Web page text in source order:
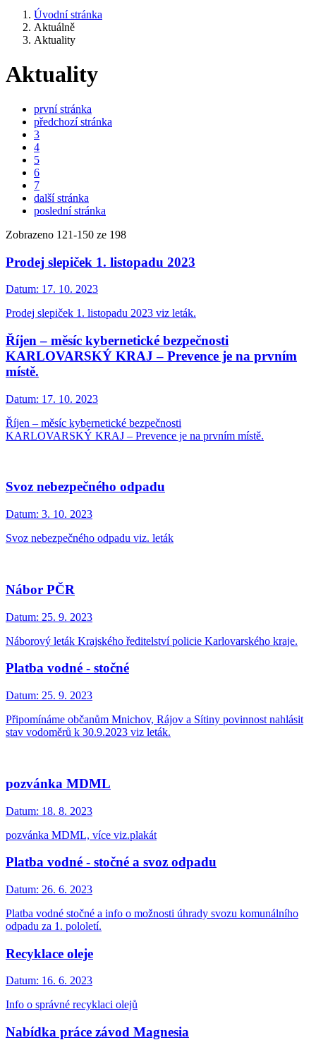
Úvodní stránka
Aktuálně
Aktuality
Aktuality
první stránka
předchozí stránka
3
4
5
6
7
další stránka
poslední stránka
Zobrazeno 121-150 ze 198
Prodej slepiček 1. listopadu 2023
Datum: 17. 10. 2023
Prodej slepiček 1. listopadu 2023 viz leták.
Říjen – měsíc kybernetické bezpečnosti
KARLOVARSKÝ KRAJ – Prevence je na prvním
místě.
Datum: 17. 10. 2023
Říjen – měsíc kybernetické bezpečnosti
KARLOVARSKÝ KRAJ – Prevence je na prvním místě.
Svoz nebezpečného odpadu
Datum: 3. 10. 2023
Svoz nebezpečného odpadu viz. leták
Nábor PČR
Datum: 25. 9. 2023
Náborový leták Krajského ředitelství policie Karlovarského kraje.
Platba vodné - stočné
Datum: 25. 9. 2023
Připomínáme občanům Mnichov, Rájov a Sítiny povinnost nahlásit
stav vodoměrů k 30.9.2023 viz leták.
pozvánka MDML
Datum: 18. 8. 2023
pozvánka MDML, více viz.plakát
Platba vodné - stočné a svoz odpadu
Datum: 26. 6. 2023
Platba vodné stočné a info o možnosti úhrady svozu komunálního
odpadu za 1. pololetí.
Recyklace oleje
Datum: 16. 6. 2023
Info o správné recyklaci olejů
Nabídka práce závod Magnesia